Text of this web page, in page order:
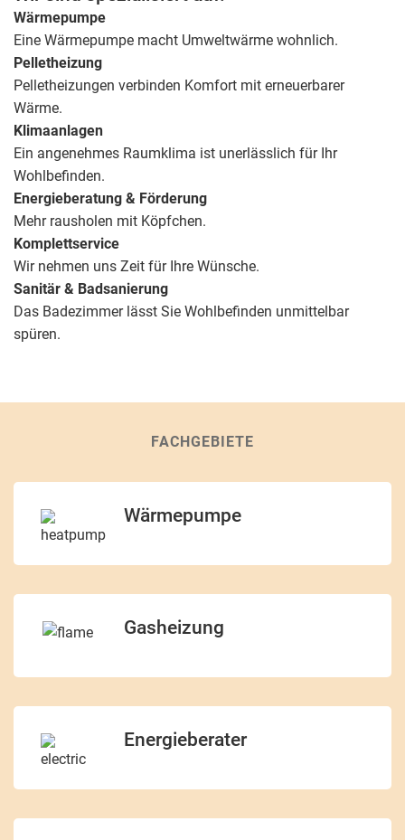
Wärmepumpe
Eine Wärmepumpe macht Umweltwärme wohnlich.
Pelletheizung
Pelletheizungen verbinden Komfort mit erneuerbarer
Wärme.
Klimaanlagen
Ein angenehmes Raumklima ist unerlässlich für Ihr
Wohlbefinden.
Energieberatung & Förderung
Mehr rausholen mit Köpfchen.
Komplettservice
Wir nehmen uns Zeit für Ihre Wünsche.
Sanitär & Badsanierung
Das Badezimmer lässt Sie Wohlbefinden unmittelbar
spüren.
FACHGEBIETE
Wärmepumpe
Gasheizung
Energieberater